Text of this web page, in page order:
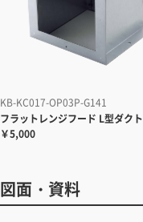
KB-KC017-OP03P-G141
フラットレンジフード L型ダクト
￥5,000
図面・資料